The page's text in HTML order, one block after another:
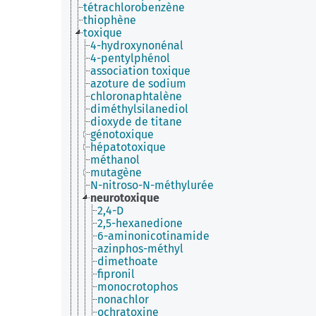
tétrachlorobenzène
thiophène
toxique
4-hydroxynonénal
4-pentylphénol
association toxique
azoture de sodium
chloronaphtalène
diméthylsilanediol
dioxyde de titane
génotoxique
hépatotoxique
méthanol
mutagène
N-nitroso-N-méthylurée
neurotoxique
2,4-D
2,5-hexanedione
6-aminonicotinamide
azinphos-méthyl
dimethoate
fipronil
monocrotophos
nonachlor
ochratoxine